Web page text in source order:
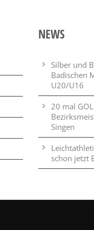
NEWS
Silber und
Badischen
U20/U16
20 mal
Singen
schon jetzt